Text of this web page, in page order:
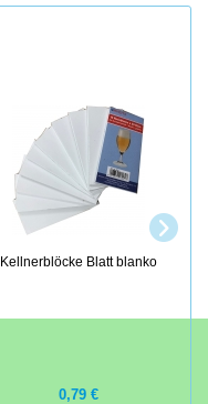
Kellnerblöcke Blatt blanko
0,79 €